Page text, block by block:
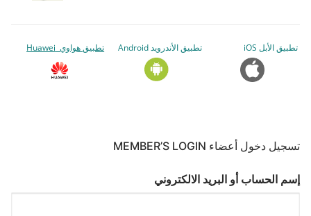
تطبيق الأبل iOS تطبيق الأندرويد Android تطبيق هواوي Huawei
تسجيل دخول أعضاء MEMBER’S LOGIN
إسم الحساب أو البريد الالكتروني